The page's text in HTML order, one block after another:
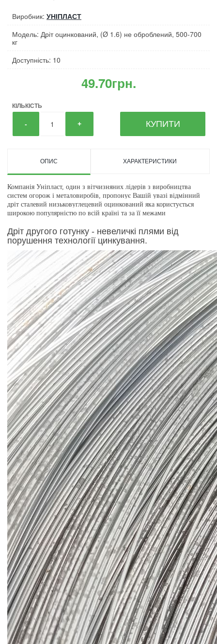
Виробник: УНІПЛАСТ
Модель: Дріт оцинкований, (Ø 1.6) не оброблений, 500-700
кг
Доступність: 10
49.70грн.
КІЛЬКІСТЬ
- + КУПИТИ
ОПИС ХАРАКТЕРИСТИКИ
Компанія Уніпласт, один з вітчизняних лідерів з виробництва
систем огорож і металовиробів, пропонує Вашій увазі відмінний
дріт сталевий низьковуглецевий оцинкований яка користується
широкою популярністю по всій країні та за її межами
Дріт другого готунку - невеличкі плями від
порушення технології цинкування.